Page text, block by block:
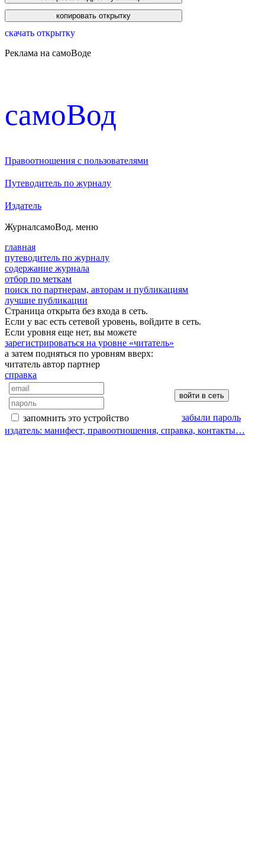
скачать открытку
Реклама на самоВоде
cамоВод
Правоотношения с пользователями
Путеводитель по журналу
Издатель
ЖурналсамоВод. меню
главная
путеводитель по журналу
содержание журнала
отбор по меткам
поиск по партнерам, авторам и публикациям
лучшие публикации
Страница открыта без входа в сеть.
Если у вас есть сетевой уровень, войдите в сеть.
Если уровня еще нет, вы можете
зарегистрироваться на уровне «читатель»
а затем подняться по уровням вверх:
читатель автор партнер
справка
запомнить это устройство
забыли пароль
издатель: манифест, правоотношения, справка, контакты…